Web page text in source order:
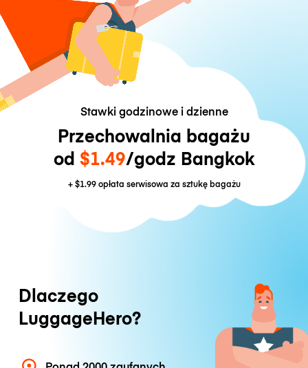
Stawki godzinowe i dzienne
Przechowalnia bagażu
od $1.49/godz Bangkok
+$1.99opłata serwisowa za sztukę bagażu
Dlaczego
LuggageHero?